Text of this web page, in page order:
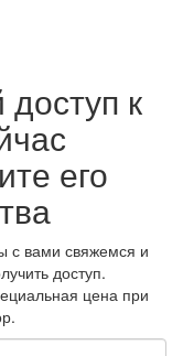
к
его
с вами свяжемся и
доступ.
цена при